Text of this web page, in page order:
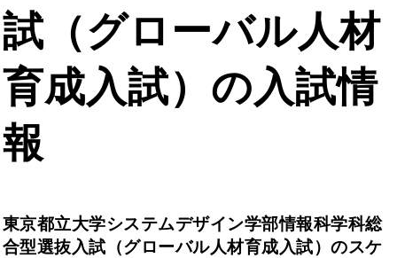
試（グローバル人材
育成入試）の入試情
報
東京都立大学システムデザイン学部情報科学科総
合型選抜入試（グローバル人材育成入試）のスケ